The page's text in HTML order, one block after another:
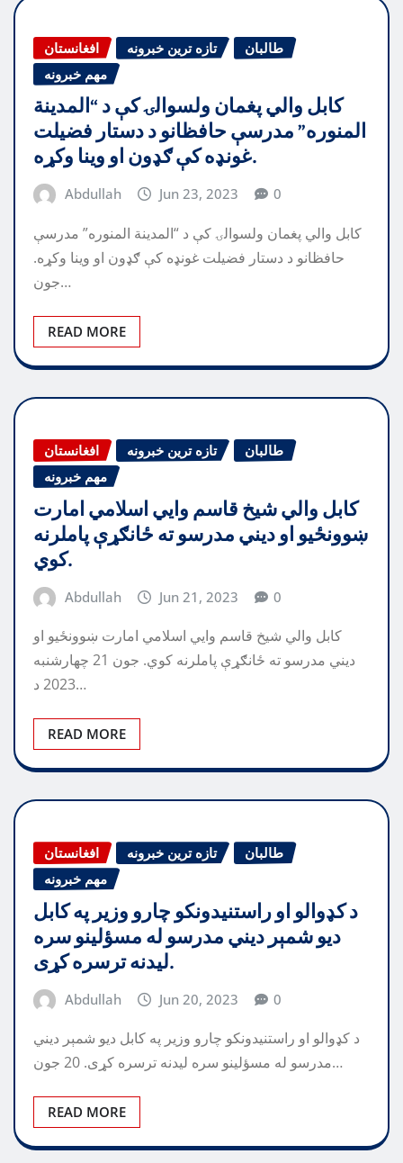
افغانستان تازه ترین خبرونه
طالبان
مهم خبرونه
کابل والي پغمان ولسوالۍ کې د “المدینة
المنوره” مدرسې حافظانو د دستار فضیلت
غونډه کې ګډون او وینا وکړه.
Abdullah Jun 23, 2023 0
کابل والي پغمان ولسوالۍ کې د “المدینة المنوره” مدرسې
حافظانو د دستار فضیلت غونډه کې ګډون او وینا وکړه.
جون…
READ MORE
افغانستان تازه ترین خبرونه
طالبان
مهم خبرونه
کابل والي شیخ قاسم وایي اسلامي امارت
ښوونځیو او دیني مدرسو ته ځانګړې پاملرنه
کوي.
Abdullah Jun 21, 2023 0
کابل والي شیخ قاسم وایي اسلامي امارت ښوونځیو او
دیني مدرسو ته ځانګړې پاملرنه کوي. جون 21 چهارشنبه
2023 د…
READ MORE
افغانستان تازه ترین خبرونه
طالبان
مهم خبرونه
‏د کډوالو او راستنيدونکو چارو وزیر په کابل
دیو شمېر دیني مدرسو له مسؤلینو سره
لیدنه ترسره کړی.
Abdullah Jun 20, 2023 0
‏د کډوالو او راستنيدونکو چارو وزیر په کابل دیو شمېر دیني
مدرسو له مسؤلینو سره لیدنه ترسره کړی. 20 جون…
READ MORE